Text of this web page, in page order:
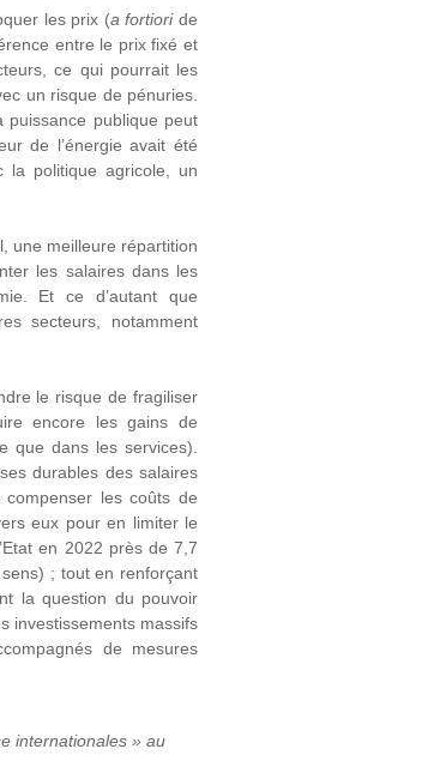
les prix (a fortioride
entre le prix fixé et
ce qui pourrait les
un risque de pénuries.
publique peut
de l’énergie avait été
la politique agricole, un
une meilleure répartition
les salaires dans les
Et ce d’autant que
secteurs, notamment
le risque de fragiliser
encore les gains de
que dans les services).
durables des salaires
les coûts de
eux pour en limiter le
en 2022 près de 7,7
; tout en renforçant
la question du pouvoir
investissements massifs
de mesures
internationales » au